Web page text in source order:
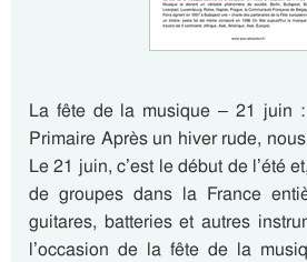
La fête de la musique – 21 juin
Primaire Après un hiver rude,
Le 21 juin, c’est le début de l’été
de groupes dans la France
guitares, batteries et autres
l’occasion de la fête de la